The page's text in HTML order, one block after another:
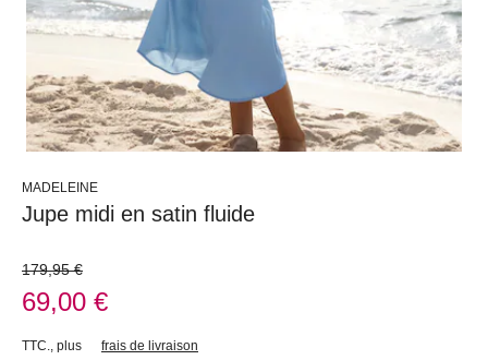
MADELEINE
Jupe midi en satin fluide
179,95 €
69,00 €
TTC. plus frais de livraison